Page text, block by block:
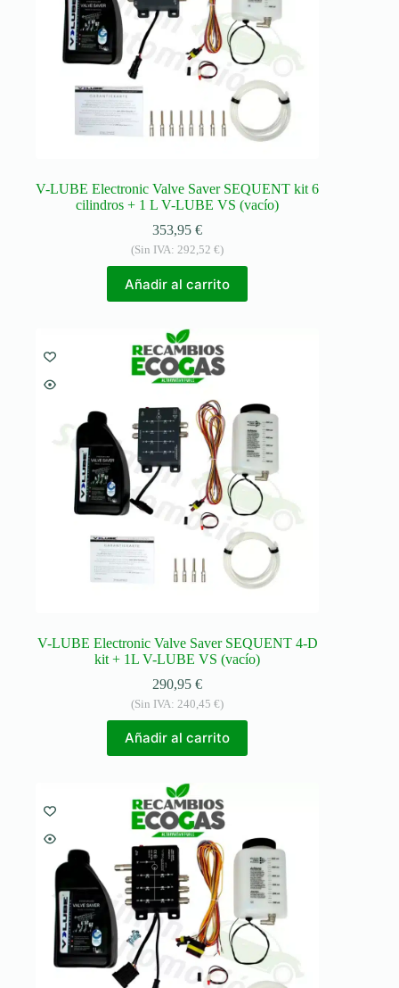
V-LUBE Electronic Valve Saver SEQUENT kit 6
cilindros + 1 L V-LUBE VS (vacío)
353,95€
(Sin IVA:292,52€)
Añadir al carrito
V-LUBE Electronic Valve Saver SEQUENT 4-D
kit + 1L V-LUBE VS (vacío)
290,95€
(Sin IVA: 240,45€)
Añadir al carrito